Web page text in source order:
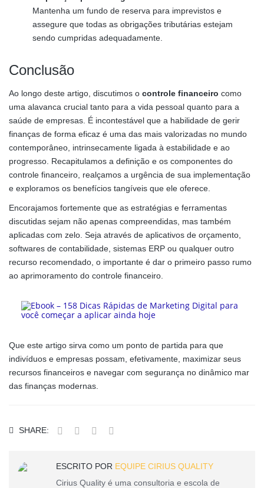
Mantenha um fundo de reserva para imprevistos e
assegure que todas as obrigações tributárias estejam
sendo cumpridas adequadamente.
Conclusão
Ao longo deste artigo, discutimos o controle financeiro como
uma alavanca crucial tanto para a vida pessoal quanto para a
saúde de empresas. É incontestável que a habilidade de gerir
finanças de forma eficaz é uma das mais valorizadas no mundo
contemporâneo, intrinsecamente ligada à estabilidade e ao
progresso. Recapitulamos a definição e os componentes do
controle financeiro, realçamos a urgência de sua implementação
e exploramos os benefícios tangíveis que ele oferece.
Encorajamos fortemente que as estratégias e ferramentas
discutidas sejam não apenas compreendidas, mas também
aplicadas com zelo. Seja através de aplicativos de orçamento,
softwares de contabilidade, sistemas ERP ou qualquer outro
recurso recomendado, o importante é dar o primeiro passo rumo
ao aprimoramento do controle financeiro.
Que este artigo sirva como um ponto de partida para que
indivíduos e empresas possam, efetivamente, maximizar seus
recursos financeiros e navegar com segurança no dinâmico mar
das finanças modernas.
SHARE:
ESCRITO POR EQUIPE CIRIUS QUALITY
Cirius Quality é uma consultoria e escola de